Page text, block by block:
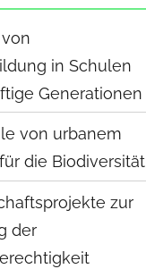
in Schulen
Generationen
von urbanem
die Biodiversität
zur
der